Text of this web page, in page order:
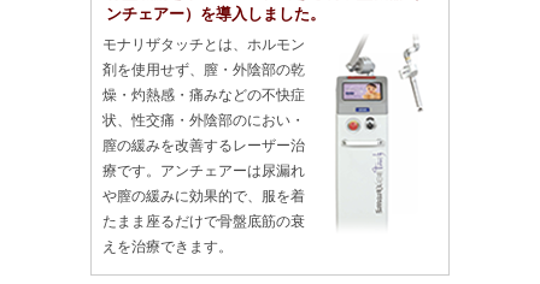
ンチェアー）を導入しました。
モナリザタッチとは、ホルモン
剤を使用せず、膣・外陰部の乾
燥・灼熱感・痛みなどの不快症
状、性交痛・外陰部のにおい・
膣の緩みを改善するレーザー治
療です。アンチェアーは尿漏れ
や膣の緩みに効果的で、服を着
たまま座るだけで骨盤底筋の衰
えを治療できます。